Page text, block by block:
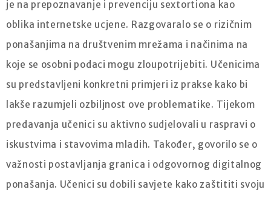
je na prepoznavanje i prevenciju sextortiona kao
oblika internetske ucjene. Razgovaralo se o rizičnim
ponašanjima na društvenim mrežama i načinima na
koje se osobni podaci mogu zloupotrijebiti. Učenicima
su predstavljeni konkretni primjeri iz prakse kako bi
lakše razumjeli ozbiljnost ove problematike. Tijekom
predavanja učenici su aktivno sudjelovali u raspravi o
iskustvima i stavovima mladih. Također, govorilo se o
važnosti postavljanja granica i odgovornog digitalnog
ponašanja. Učenici su dobili savjete kako zaštititi svoju